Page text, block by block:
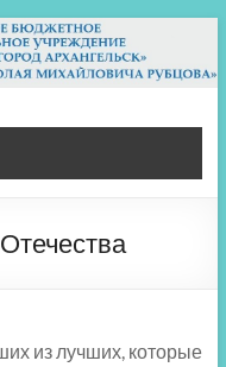
из лучших, которые